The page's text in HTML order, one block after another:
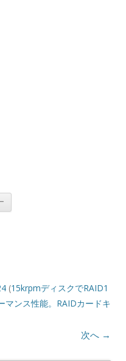
コンテンツへ移動
(15krpmディスクでRAID1
マンス性能。RAIDカードキ
次へ →